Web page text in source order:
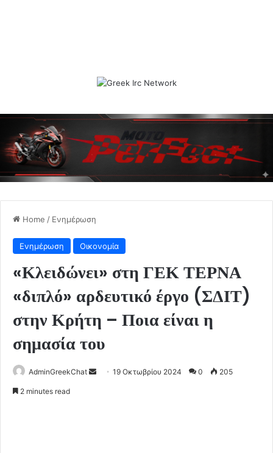
Home / Ενημέρωση
Ενημέρωση Οικονομία
«Κλειδώνει» στη ΓΕΚ ΤΕΡΝΑ
«διπλό» αρδευτικό έργο (ΣΔΙΤ)
στην Κρήτη – Ποια είναι η
σημασία του
AdminGreekChat
Send19 Οκτωβρίου 2024 0 205
2 minutes read